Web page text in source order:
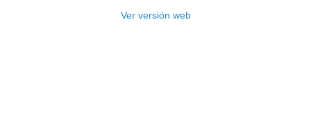
Ver versión web